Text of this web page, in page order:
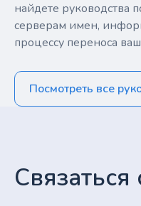
найдете руководства
серверам имен,
процессу переноса
Посмотреть все
Связаться